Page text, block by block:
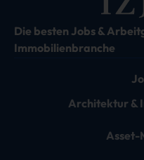
Die besten Jobs &
Immobilienbranche
Architektur &
Asset-